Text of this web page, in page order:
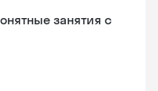
занятия с